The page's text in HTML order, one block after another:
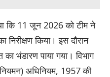
कि 11 जून 2026 को टीम ने
निरीक्षण किया। इस दौरान
भंडारण पाया गया। विभाग
अधिनियम, 1957 की